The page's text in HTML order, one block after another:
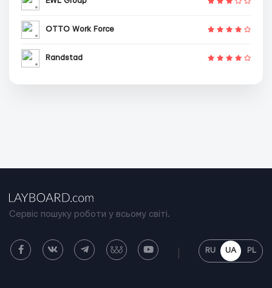
OTTO Work Force
Randstad
Сервіс пошуку роботи у всьому світі.
RU UA PL